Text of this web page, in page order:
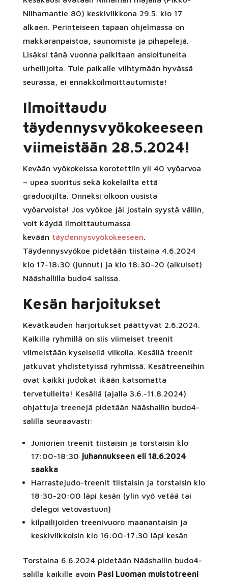
Niihamantie 80) keskiviikkona 29.5. klo 17
alkaen. Perinteiseen tapaan ohjelmassa on
makkaranpaistoa, saunomista ja pihapelejä.
Lisäksi tänä vuonna palkitaan ansioituneita
urheilijoita. Tule paikalle viihtymään hyvässä
seurassa, ei ennakkoilmoittautumista!
Ilmoittaudu
täydennysvyökokeeseen
viimeistään 28.5.2024!
Kevään vyökokeissa korotettiin yli 40 vyöarvoa
– upea suoritus sekä kokelailta että
graduoijilta. Onneksi olkoon uusista
vyöarvoista! Jos vyökoe jäi jostain syystä väliin,
voit käydä ilmoittautumassa
kevään täydennysvyökokeeseen.
Täydennysvyökoe pidetään tiistaina 4.6.2024
klo 17-18:30 (junnut) ja klo 18:30-20 (aikuiset)
Nääshallilla budo4 salissa.
Kesän harjoitukset
Kevätkauden harjoitukset päättyvät 2.6.2024.
Kaikilla ryhmillä on siis viimeiset treenit
viimeistään kyseisellä viikolla. Kesällä treenit
jatkuvat yhdistetyissä ryhmissä. Kesätreeneihin
ovat kaikki judokat ikään katsomatta
tervetulleita! Kesällä (ajalla 3.6.-11.8.2024)
ohjattuja treenejä pidetään Nääshallin budo4-
salilla seuraavasti:
Juniorien treenit tiistaisin ja torstaisin klo
17:00-18:30 juhannukseen eli 18.6.2024
saakka
Harrastejudo-treenit tiistaisin ja torstaisin klo
18:30-20:00 läpi kesän (ylin vyö vetää tai
delegoi vetovastuun)
kilpailijoiden treenivuoro maanantaisin ja
keskiviikkoisin klo 16:00-17:30 läpi kesän
Torstaina 6.6.2024 pidetään Nääshallin budo4-
salilla kaikille avoin Pasi Luoman muistotreeni